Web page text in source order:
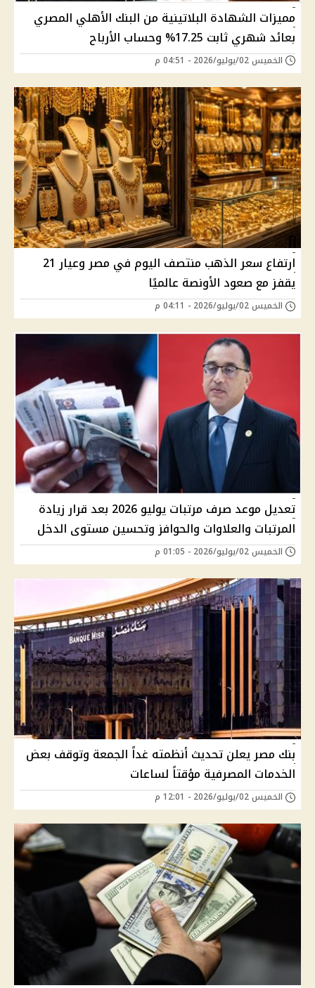
مميزات الشهادة البلاتينية من البنك الأهلي المصري
بعائد شهري ثابت 17.25% وحساب الأرباح
الخميس 02/يوليو/2026 - 04:51 م
ارتفاع سعر الذهب منتصف اليوم في مصر وعيار 21
يقفز مع صعود الأونصة عالميًا
الخميس 02/يوليو/2026 - 04:11 م
تعديل موعد صرف مرتبات يوليو 2026 بعد قرار زيادة
المرتبات والعلاوات والحوافز وتحسين مستوى الدخل
الخميس 02/يوليو/2026 - 01:05 م
بنك مصر يعلن تحديث أنظمته غداً الجمعة وتوقف بعض
الخدمات المصرفية مؤقتاً لساعات
الخميس 02/يوليو/2026 - 12:01 م